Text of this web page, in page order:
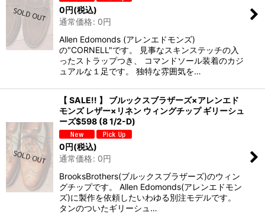
0円(税込)
通常価格: 0円
Allen Edomonds (アレンエドモンズ)
の"CORNELL"です。 見事なスキンステッチの入
ったストラップつき、 コマンドソール装着のカジ
ュアルな１足です。 独特な雰囲気を…
【 SALE!! 】 ブルックスブラザーズ×アレンエド
モンズ レザー×リネン ウィングチップ ギリーシュ
ーズ$598 (8 1/2-D)
0 円(税込)
通常価格: 0円
BrooksBrothers(ブルックスブラザーズ)のウィン
グチップです。 Allen Edomonds(アレンエドモン
ズ)に製作を依頼したいわゆる別注モデルです。
タンのついたギリーシュ…